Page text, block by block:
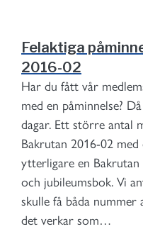
Felaktiga
2016-02
Har du fått vår
med en påminnelse?
dagar. Ett större antal
Bakrutan 2016-02 med
ytterligare en
och jubileumsbok. Vi
skulle få båda nummer
det verkar som…